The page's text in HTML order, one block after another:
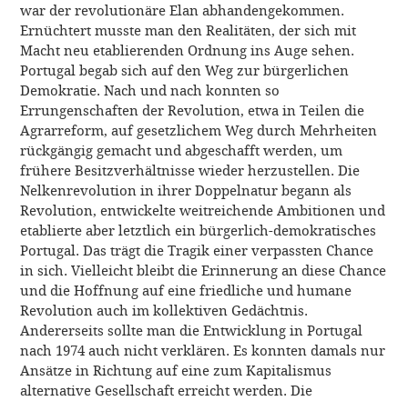
war der revolutionäre Elan abhandengekommen.
Ernüchtert musste man den Realitäten, der sich mit
Macht neu etablierenden Ordnung ins Auge sehen.
Portugal begab sich auf den Weg zur bürgerlichen
Demokratie. Nach und nach konnten so
Errungenschaften der Revolution, etwa in Teilen die
Agrarreform, auf gesetzlichem Weg durch Mehrheiten
rückgängig gemacht und abgeschafft werden, um
frühere Besitzverhältnisse wieder herzustellen. Die
Nelkenrevolution in ihrer Doppelnatur begann als
Revolution, entwickelte weitreichende Ambitionen und
etablierte aber letztlich ein bürgerlich-demokratisches
Portugal. Das trägt die Tragik einer verpassten Chance
in sich. Vielleicht bleibt die Erinnerung an diese Chance
und die Hoffnung auf eine friedliche und humane
Revolution auch im kollektiven Gedächtnis.
Andererseits sollte man die Entwicklung in Portugal
nach 1974 auch nicht verklären. Es konnten damals nur
Ansätze in Richtung auf eine zum Kapitalismus
alternative Gesellschaft erreicht werden. Die